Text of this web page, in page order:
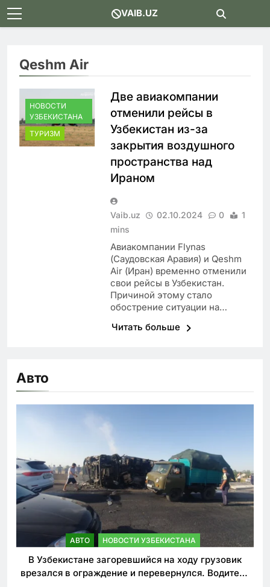
Skip
to
VAIB.UZ
Qeshm Air
НОВОСТИ
УЗБЕКИСТАНА
ТУРИЗМ
Две авиакомпании
отменили рейсы в
Узбекистан из-за
закрытия воздушного
пространства над
Ираном
Vaib.uz 02.10.2024 0
1
mins
Авиакомпании Flynas
(Саудовская Аравия) и Qeshm
Air (Иран) временно отменили
свои рейсы в Узбекистан.
Причиной этому стало
обострение ситуации на…
Читать больше
Авто
АВТО НОВОСТИ УЗБЕКИСТАНА
В Узбекистане загоревшийся на ходу грузовик
врезался в ограждение и перевернулся. Водитель